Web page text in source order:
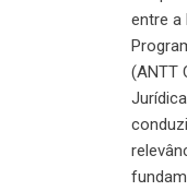
entre a
(ANTT